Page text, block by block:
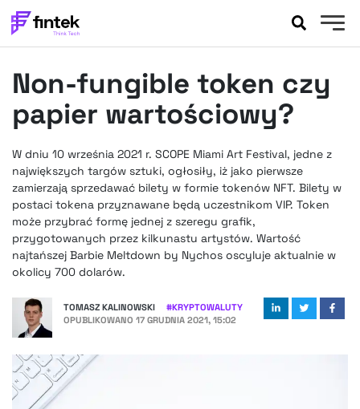
BANKOWOŚĆ
EVENTY
FELIETONY
WYWIADY
LEGAL
PODCASTY
FINTEK EXTRA
OKIEM EKSPERTA
Non-fungible token czy
papier wartościowy?
W dniu 10 września 2021 r. SCOPE Miami Art Festival, jedne z
największych targów sztuki, ogłosiły, iż jako pierwsze
zamierzają sprzedawać bilety w formie tokenów NFT. Bilety w
postaci tokena przyznawane będą uczestnikom VIP. Token
może przybrać formę jednej z szeregu grafik,
przygotowanych przez kilkunastu artystów. Wartość
najtańszej Barbie Meltdown by Nychos oscyluje aktualnie w
okolicy 700 dolarów.
TOMASZ KALINOWSKI #KRYPTOWALUTY
OPUBLIKOWANO 17 GRUDNIA 2021, 15:02